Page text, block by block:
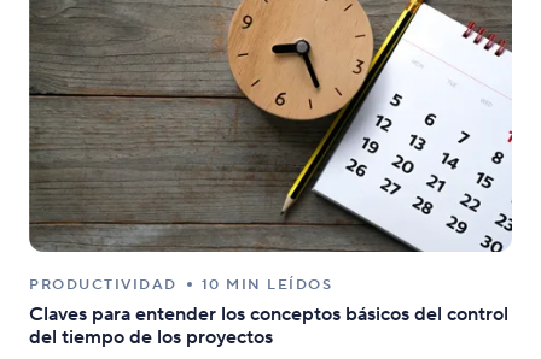
PRODUCTIVIDAD 10 MIN LEÍDOS
Claves para entender los conceptos básicos del control
del tiempo de los proyectos